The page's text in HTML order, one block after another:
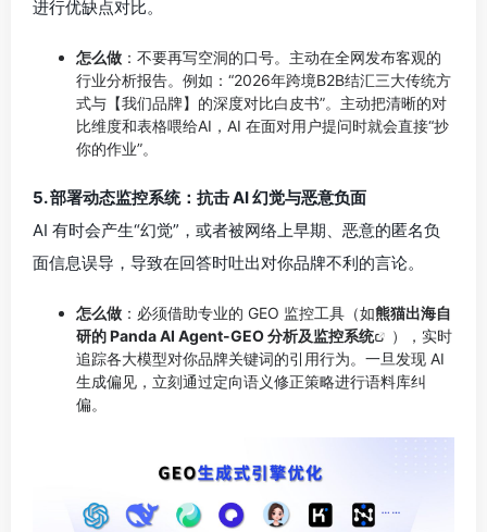
进行优缺点对比。
怎么做 ：不要再写空洞的口号。主动在全网发布客观的
行业分析报告。例如： “2026年跨境B2B结汇三大传统方
式与【我们品牌】的深度对比白皮书”。主动把清晰的对
比维度和表格喂给AI，AI 在面对用户提问时就会直接“抄
你的作业”。
5. 部署动态监控系统：抗击 AI 幻觉与恶意负面
AI 有时会产生“幻觉”，或者被网络上早期、恶意的匿名负
面信息误导，导致在回答时吐出对你品牌不利的言论。
怎么做 ：必须借助专业的 GEO 监控工具（如熊猫出海自
研的 Panda AI Agent-GEO 分析及监控系统
），实时
追踪各大模型对你品牌关键词的引用行为。一旦发现 AI
生成偏见，立刻通过定向语义修正策略进行语料库纠
偏。